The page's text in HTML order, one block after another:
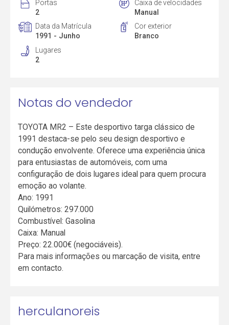
Portas
2
Caixa de velocidades
Manual
Data da Matrícula
1991 - Junho
Cor exterior
Branco
Lugares
2
Notas do vendedor
TOYOTA MR2 – Este desportivo targa clássico de
1991 destaca-se pelo seu design desportivo e
condução envolvente. Oferece uma experiência única
para entusiastas de automóveis, com uma
configuração de dois lugares ideal para quem procura
emoção ao volante.
Ano: 1991
Quilómetros: 297.000
Combustível: Gasolina
Caixa: Manual
Preço: 22.000€ (negociáveis).
Para mais informações ou marcação de visita, entre
em contacto.
herculanoreis